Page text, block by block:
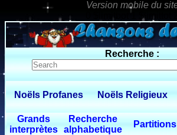
0 $limitbot 1 $limittot 2
Recherche :
Noëls Profanes Noëls Religieux
Grands
interprètes
Recherche
alphabetique
Partitions